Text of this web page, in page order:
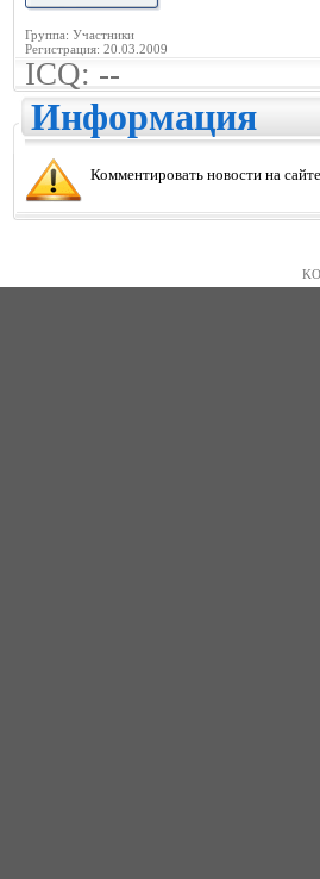
Группа: Участники
Регистрация: 20.03.2009
ICQ: --
Информация
Комментировать новости на